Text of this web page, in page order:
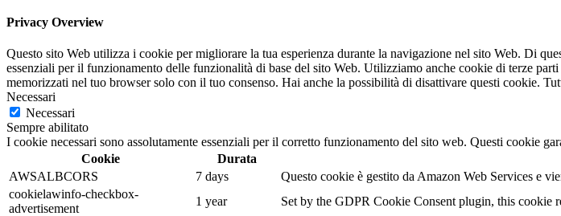
Privacy Overview
Questo sito Web utilizza i cookie per migliorare la tua esperienza durante la navigazione nel sito Web. Di
essenziali per il funzionamento delle funzionalità di base del sito Web. Utilizziamo anche cookie di terze
memorizzati nel tuo browser solo con il tuo consenso. Hai anche la possibilità di disattivare questi cookie.
Necessari
Necessari
Sempre abilitato
I cookie necessari sono assolutamente essenziali per il corretto funzionamento del sito web. Questi cookie
Cookie
Durata
AWSALBCORS
7 days
Questo cookie è gestito da Amazon Web Services e
cookielawinfo-checkbox-
advertisement
1 year
Set by the GDPR Cookie Consent plugin, this cookie